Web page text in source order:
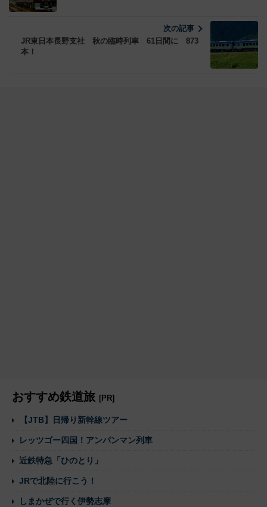
次の記事
JR東日本長野支社 秋の臨時列車 61日間に 873
本！
おすすめ鉄道旅 [PR]
【JTB】日帰り新幹線ツアー
レッツゴー四国！アンパンマン列車
近鉄特急「ひのとり」
JRで北陸に行こう！
しまかぜで行く伊勢志摩